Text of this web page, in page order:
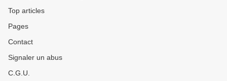
Top articles
Pages
Contact
Signaler un abus
C.G.U.